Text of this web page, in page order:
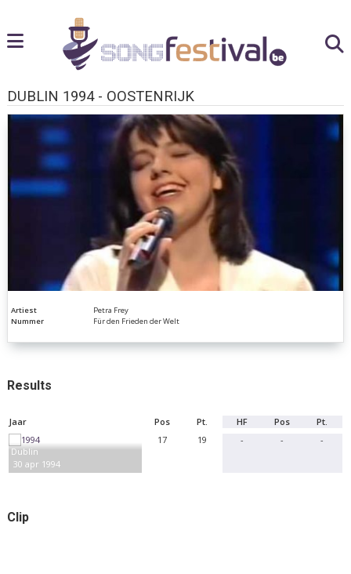
DUBLIN 1994 - OOSTENRIJK
Artiest
Petra Frey
Nummer
Für den Frieden der Welt
Results
Jaar Pos Pt. HF Pos Pt.
Dublin
30 apr 1994
17 19 - - -
Clip